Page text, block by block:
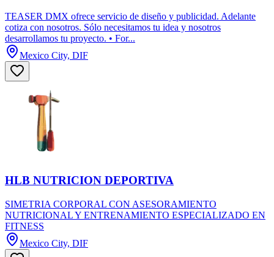
TEASER DMX ofrece servicio de diseño y publicidad. Adelante
cotiza con nosotros. Sólo necesitamos tu idea y nosotros
desarrollamos tu proyecto. • For...
Mexico City, DIF
HLB NUTRICION DEPORTIVA
SIMETRIA CORPORAL CON ASESORAMIENTO
NUTRICIONAL Y ENTRENAMIENTO ESPECIALIZADO EN
FITNESS
Mexico City, DIF